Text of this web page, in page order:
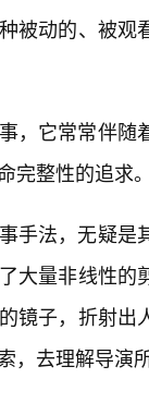
被动的、被
，它常常伴随
完整性的追求
手法，无疑
大量非线性
镜子，折射
，去理解导演